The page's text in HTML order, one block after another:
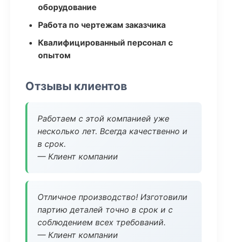
оборудование
Работа по чертежам заказчика
Квалифицированный персонал с
опытом
Отзывы клиентов
Работаем с этой компанией уже
несколько лет. Всегда качественно и
в срок.
— Клиент компании
Отличное производство! Изготовили
партию деталей точно в срок и с
соблюдением всех требований.
— Клиент компании